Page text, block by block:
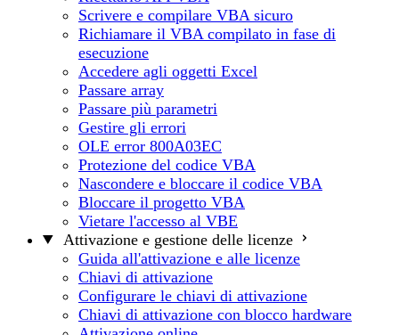
Scrivere e compilare VBA sicuro
Richiamare il VBA compilato in fase di
esecuzione
Accedere agli oggetti Excel
Passare array
Passare più parametri
Gestire gli errori
OLE error 800A03EC
Protezione del codice VBA
Nascondere e bloccare il codice VBA
Bloccare il progetto VBA
Vietare l'accesso al VBE
Attivazione e gestione delle licenze
Guida all'attivazione e alle licenze
Chiavi di attivazione
Configurare le chiavi di attivazione
Chiavi di attivazione con blocco hardware